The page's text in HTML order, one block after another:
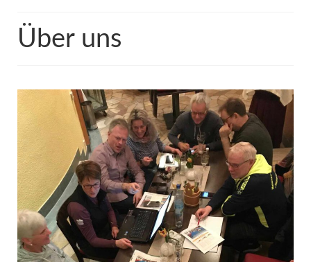
Über uns
Ergebnisse
e24h – Software
Links
Kontakt
Über uns